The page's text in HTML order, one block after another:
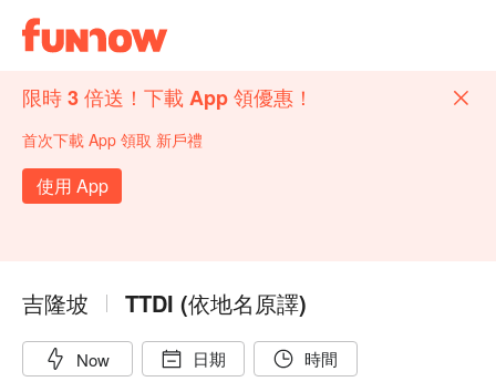
限時 3 倍送！下載 App 領優惠！
首次下載 App 領取 新戶禮
使用 App
吉隆坡 TTDI (依地名原譯)
Now 日期 時間